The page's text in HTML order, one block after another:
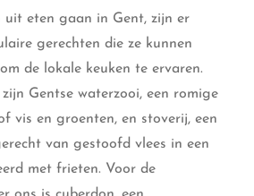
uit eten gaan in Gent, zijn er
gerechten die ze kunnen
de lokale keuken te ervaren.
Gentse waterzooi, een romige
vis en groenten, en stoverij, een
van gestoofd vlees in een
met frieten. Voor de